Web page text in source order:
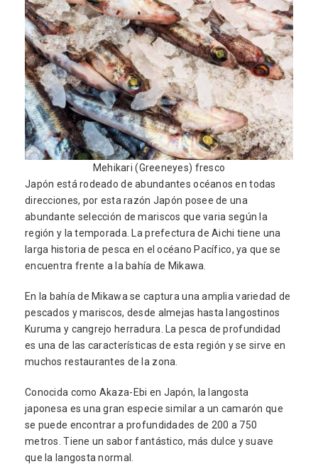
Mehikari (Greeneyes) fresco
Japón está rodeado de abundantes océanos en todas
direcciones, por esta razón Japón posee de una
abundante selección de mariscos que varia según la
región y la temporada. La prefectura de Aichi tiene una
larga historia de pesca en el océano Pacífico, ya que se
encuentra frente a la bahía de Mikawa.
En la bahía de Mikawa se captura una amplia variedad de
pescados y mariscos, desde almejas hasta langostinos
Kuruma y cangrejo herradura. La pesca de profundidad
es una de las características de esta región y se sirve en
muchos restaurantes de la zona.
Conocida como Akaza-Ebi en Japón, la langosta
japonesa es una gran especie similar a un camarón que
se puede encontrar a profundidades de 200 a 750
metros. Tiene un sabor fantástico, más dulce y suave
que la langosta normal.